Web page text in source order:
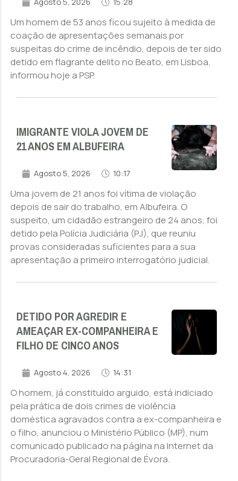
Um homem de 53 anos ficou sujeito à medida de
coação de apresentações semanais por
suspeitas do crime de incêndio, depois de ter sido
detido em flagrante delito no Beato, em Lisboa,
informou hoje a PSP.
IMIGRANTE VIOLA JOVEM DE
21 ANOS EM ALBUFEIRA
Agosto 5, 2026 10:17
Uma jovem de 21 anos foi vítima de violação
depois de sair do trabalho, em Albufeira. O
suspeito, um cidadão estrangeiro de 24 anos, foi
detido pela Polícia Judiciária (PJ), que reuniu
provas consideradas suficientes para a sua
apresentação a primeiro interrogatório judicial.
DETIDO POR AGREDIR E
AMEAÇAR EX-COMPANHEIRA E
FILHO DE CINCO ANOS
Agosto 4, 2026 14:31
O homem, já constituído arguido, está indiciado
pela prática de dois crimes de violência
doméstica agravados contra a ex-companheira e
o filho, anunciou o Ministério Público (MP), num
comunicado publicado na página na Internet da
Procuradoria-Geral Regional de Évora.